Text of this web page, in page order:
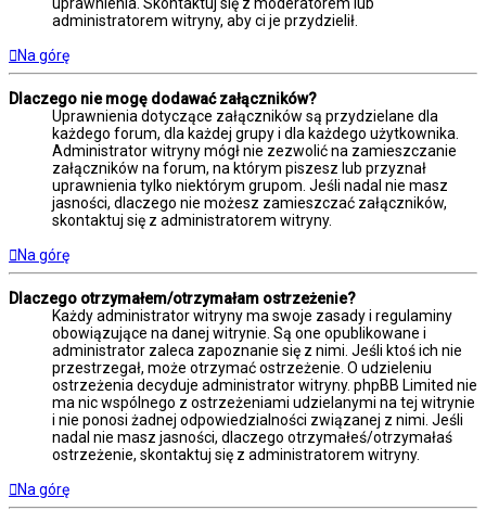
uprawnienia. Skontaktuj się z moderatorem lub
administratorem witryny, aby ci je przydzielił.
Na górę
Dlaczego nie mogę dodawać załączników?
Uprawnienia dotyczące załączników są przydzielane dla
każdego forum, dla każdej grupy i dla każdego użytkownika.
Administrator witryny mógł nie zezwolić na zamieszczanie
załączników na forum, na którym piszesz lub przyznał
uprawnienia tylko niektórym grupom. Jeśli nadal nie masz
jasności, dlaczego nie możesz zamieszczać załączników,
skontaktuj się z administratorem witryny.
Na górę
Dlaczego otrzymałem/otrzymałam ostrzeżenie?
Każdy administrator witryny ma swoje zasady i regulaminy
obowiązujące na danej witrynie. Są one opublikowane i
administrator zaleca zapoznanie się z nimi. Jeśli ktoś ich nie
przestrzegał, może otrzymać ostrzeżenie. O udzieleniu
ostrzeżenia decyduje administrator witryny. phpBB Limited nie
ma nic wspólnego z ostrzeżeniami udzielanymi na tej witrynie
i nie ponosi żadnej odpowiedzialności związanej z nimi. Jeśli
nadal nie masz jasności, dlaczego otrzymałeś/otrzymałaś
ostrzeżenie, skontaktuj się z administratorem witryny.
Na górę